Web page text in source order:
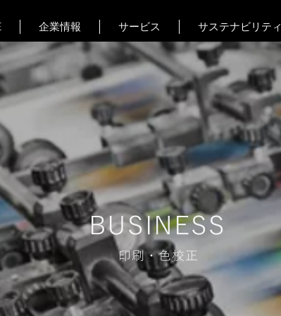
企業情報 サービス サステナビリティ
BUSINESS
印刷・色校正